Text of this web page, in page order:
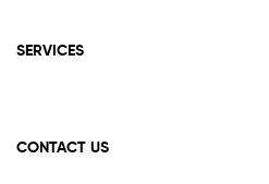
SERVICES
CONTACT US